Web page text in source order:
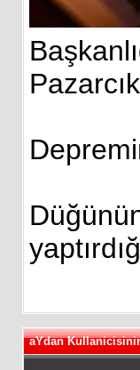
aYdan